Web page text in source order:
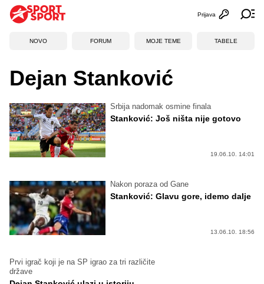
Otvori
Prijava
NOVO FORUM MOJE TEME TABELE
Dejan Stanković
Srbija nadomak osmine finala
Stanković: Još ništa nije gotovo
19.06.10. 14:01
Nakon poraza od Gane
Stanković: Glavu gore, idemo dalje
13.06.10. 18:56
Prvi igrač koji je na SP igrao za tri različite
države